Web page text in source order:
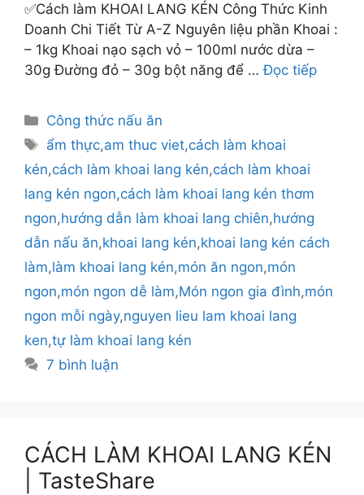
✅Cách làm KHOAI LANG KÉN Công Thức Kinh
Doanh Chi Tiết Từ A-Z Nguyên liệu phần Khoai :
– 1kg Khoai nạo sạch vỏ – 100ml nước dừa –
30g Đường đỏ – 30g bột năng để …Đọc tiếp
Danh
mục
Công thức nấu ăn
Thẻ
ẩm thực,am thuc viet,cách làm khoai
kén,cách làm khoai lang kén,cách làm khoai
lang kén ngon,cách làm khoai lang kén thơm
ngon,hướng dẫn làm khoai lang chiên,hướng
dẫn nấu ăn,khoai lang kén,khoai lang kén cách
làm,làm khoai lang kén,món ăn ngon,món
ngon,món ngon dễ làm,Món ngon gia đình,món
ngon mỗi ngày,nguyen lieu lam khoai lang
ken,tự làm khoai lang kén
7 bình luận
CÁCH LÀM KHOAI LANG KÉN
| TasteShare